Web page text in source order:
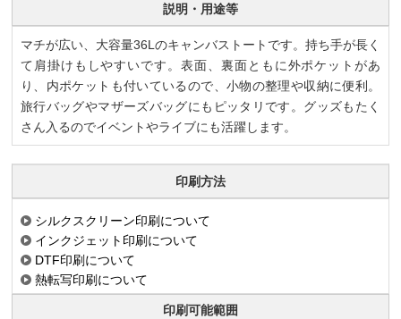
説明・用途等
マチが広い、大容量36Lのキャンバストートです。持ち手が長く
て肩掛けもしやすいです。表面、裏面ともに外ポケットがあ
り、内ポケットも付いているので、小物の整理や収納に便利。
旅行バッグやマザーズバッグにもピッタリです。グッズもたく
さん入るのでイベントやライブにも活躍します。
印刷方法
シルクスクリーン印刷について
インクジェット印刷について
DTF印刷について
熱転写印刷について
印刷可能範囲